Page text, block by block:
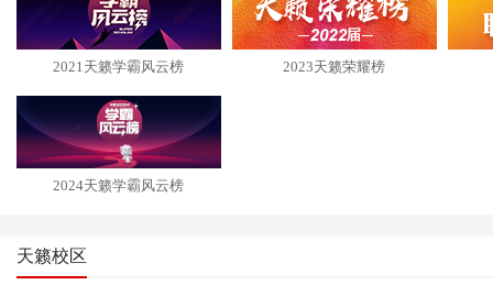
2021天籁学霸风云榜 2023天籁荣耀榜
2024天籁学霸风云榜
天籁校区